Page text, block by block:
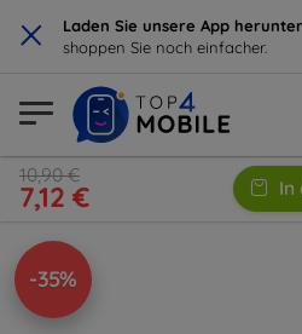
× Laden Sie unsere App herunter
shoppen Sie noch einfacher.
10,90 €
7,12 € In
-35%